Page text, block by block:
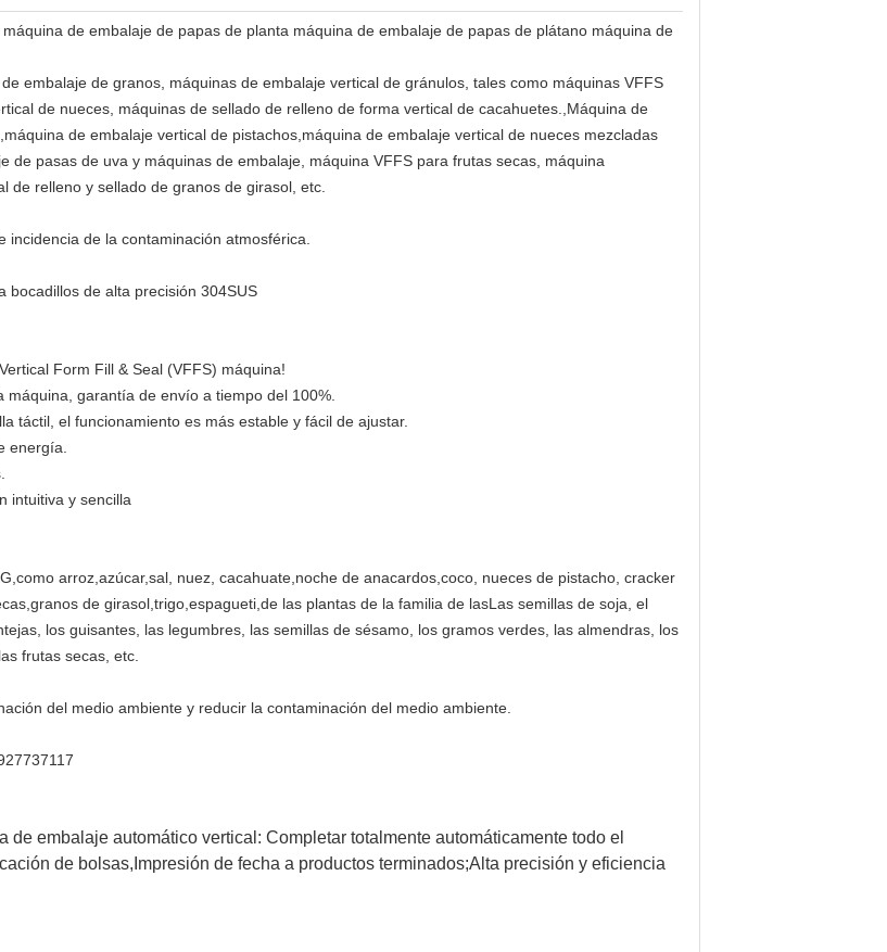
de embalaje de papas de planta máquina de embalaje de papas de plátano máquina de
embalaje de granos, máquinas de embalaje vertical de gránulos, tales como máquinas VFFS
de nueces, máquinas de sellado de relleno de forma vertical de cacahuetes.,Máquina de
de embalaje vertical de pistachos,máquina de embalaje vertical de nueces mezcladas
de pasas de uva y máquinas de embalaje, máquina VFFS para frutas secas, máquina
de relleno y sellado de granos de girasol, etc.
de la contaminación atmosférica.
bocadillos de alta precisión 304SUS
Form Fill & Seal (VFFS) máquina!
garantía de envío a tiempo del 100%.
táctil, el funcionamiento es más estable y fácil de ajustar.
energía.
intuitiva y sencilla
arroz,azúcar,sal, nuez, cacahuate,noche de anacardos,coco, nueces de pistacho, cracker
de girasol,trigo,espagueti,de las plantas de la familia de lasLas semillas de soja, el
los guisantes, las legumbres, las semillas de sésamo, los gramos verdes, las almendras, los
frutas secas, etc.
del medio ambiente y reducir la contaminación del medio ambiente.
de embalaje automático vertical: Completar totalmente automáticamente todo el
de bolsas,Impresión de fecha a productos terminados;Alta precisión y eficiencia